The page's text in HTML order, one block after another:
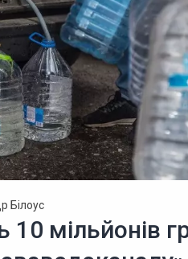
Білоус
10 мільйонів